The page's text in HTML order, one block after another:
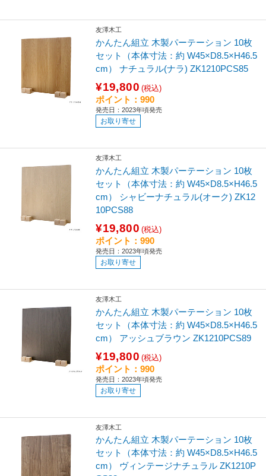
友澤木工
かんたん組立 木製パーテーション 10枚
セット（本体寸法：約 W45×D8.5×H46.5
cm） ナチュラル(ナラ) ZK1210PCS85
¥19,800 (税込)
ポイント：990
発売日：2023年頃発売
お取り寄せ
友澤木工
かんたん組立 木製パーテーション 10枚
セット（本体寸法：約 W45×D8.5×H46.5
cm） シャビーナチュラル(オーク) ZK12
10PCS88
¥19,800 (税込)
ポイント：990
発売日：2023年頃発売
お取り寄せ
友澤木工
かんたん組立 木製パーテーション 10枚
セット（本体寸法：約 W45×D8.5×H46.5
cm） アッシュブラウン ZK1210PCS89
¥19,800 (税込)
ポイント：990
発売日：2023年頃発売
お取り寄せ
友澤木工
かんたん組立 木製パーテーション 10枚
セット（本体寸法：約 W45×D8.5×H46.5
cm） ヴィンテージナチュラル ZK1210P